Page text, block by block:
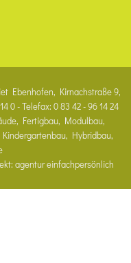
Ebenhofen, Kirnachstraße 9,
0 - Telefax: 0 83 42 - 96 14 24
Fertigbau, Modulbau,
Hybridbau,
agentur einfachpersönlich